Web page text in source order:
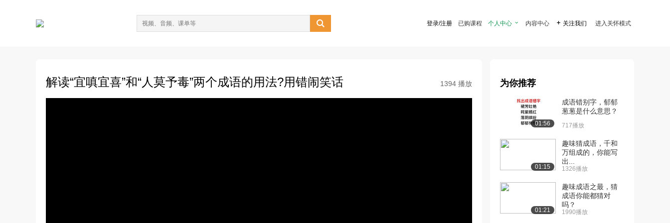
 登录/注册 已购课程 个人中心  内容中心  关注我们 进入关怀模式
解读“宜嗔宜喜”和“人莫予毒”两个成语的用法?用错闹笑话 1394 播放 为你推荐
01:56
成语错别字，郁郁
葱葱是什么意思？
717播放
01:15
趣味猜成语，千和
万组成的，你能写
出...
1326播放
01:21
趣味成语之最，猜
成语你能都猜对
吗？
1990播放